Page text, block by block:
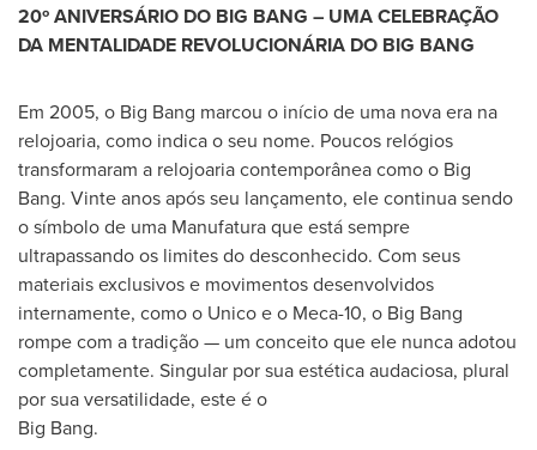
20º ANIVERSÁRIO DO BIG BANG – UMA CELEBRAÇÃO
DA MENTALIDADE REVOLUCIONÁRIA DO BIG BANG
Em 2005, o Big Bang marcou o início de uma nova era na
relojoaria, como indica o seu nome. Poucos relógios
transformaram a relojoaria contemporânea como o Big
Bang. Vinte anos após seu lançamento, ele continua sendo
o símbolo de uma Manufatura que está sempre
ultrapassando os limites do desconhecido. Com seus
materiais exclusivos e movimentos desenvolvidos
internamente, como o Unico e o Meca-10, o Big Bang
rompe com a tradição — um conceito que ele nunca adotou
completamente. Singular por sua estética audaciosa, plural
por sua versatilidade, este é o
Big Bang.